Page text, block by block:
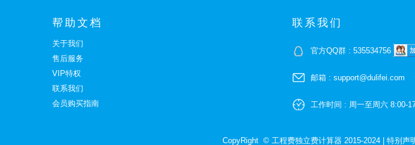
帮助文档
关于我们
售后服务
VIP特权
联系我们
会员购买指南
联系我们
官方QQ群 : 535534756
邮箱 : support@dulifei.com
工作时间 : 周一至周六 8:00-
CopyRight © 工程费独立费计算器 2015-2024 特别声